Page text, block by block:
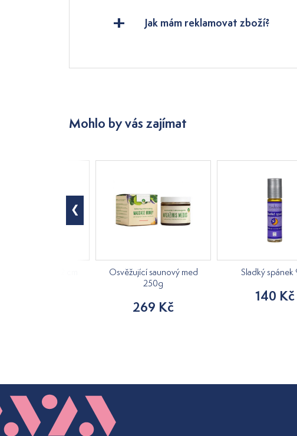
Jak mám reklamovat zboží?
Mohlo by vás zajímat
Osvěžující saunový med
250g
269 Kč
Sladký spánek
140 Kč